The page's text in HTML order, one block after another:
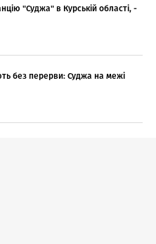
"Суджа" в Курській області, -
без перерви: Суджа на межі